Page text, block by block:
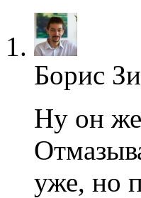
Борис
Ну он же
уже, но